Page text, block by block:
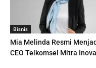
Bisnis
Mia Melinda Resmi
CEO Telkomsel Mitra